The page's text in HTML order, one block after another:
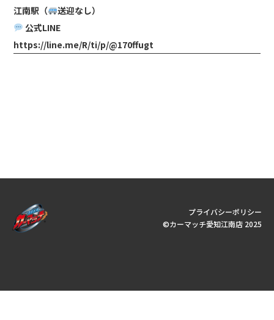
江南駅（
送迎なし）
公式LINE
https://line.me/R/ti/p/@170ffugt
プライバシーポリシー
©︎カーマッチ愛知江南店 2025